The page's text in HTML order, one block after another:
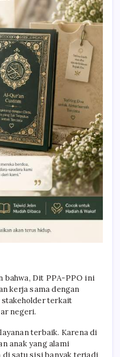
bahwa, Dit PPA-PPO ini
kerja sama dengan
stakeholder terkait
negeri.
terbaik. Karena di
anak yang alami
di satu sisi banyak terjadi